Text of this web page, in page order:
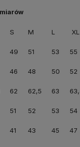
S M L XL
49 51 53 55
46 48 50 52
62 62,5 63
51 52 53 54
41 43 45 47